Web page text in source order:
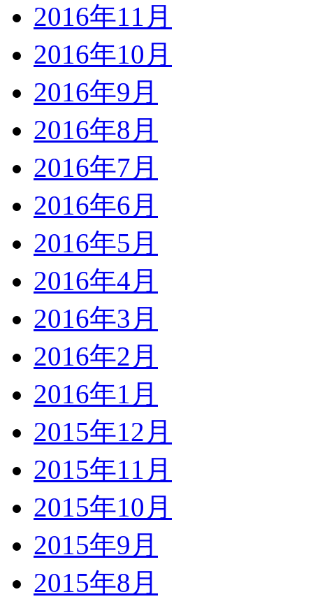
2016年11月
2016年10月
2016年9月
2016年8月
2016年7月
2016年6月
2016年5月
2016年4月
2016年3月
2016年2月
2016年1月
2015年12月
2015年11月
2015年10月
2015年9月
2015年8月